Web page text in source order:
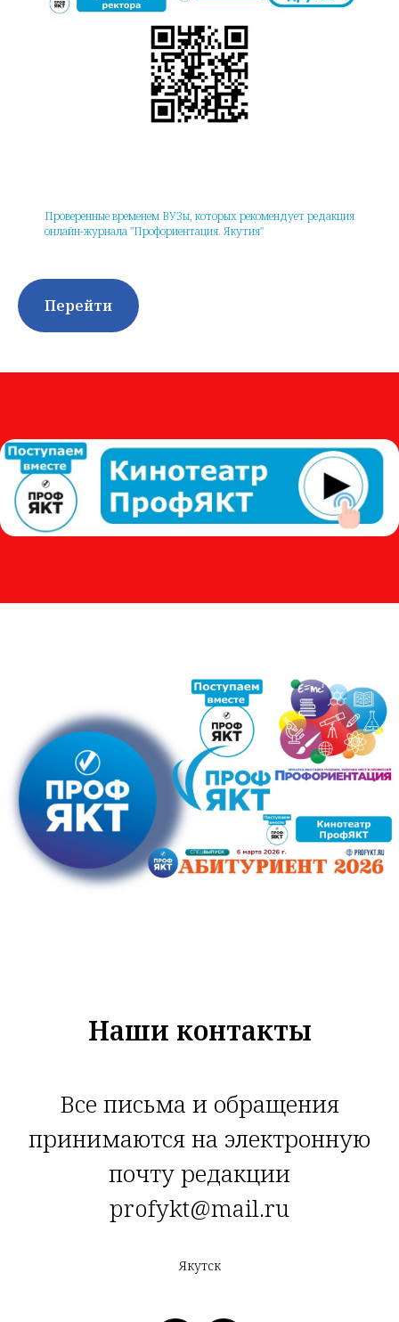
Проверенные временем ВУЗы, которых рекомендует редакция
онлайн-журнала "Профориентация. Якутия"
Перейти
Наши контакты
Все письма и обращения
принимаются на электронную
почту редакции
profykt@mail.ru
Якутск